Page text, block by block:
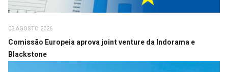
03 AGOSTO 2026
Comissão Europeia aprova joint venture da Indorama e
Blackstone